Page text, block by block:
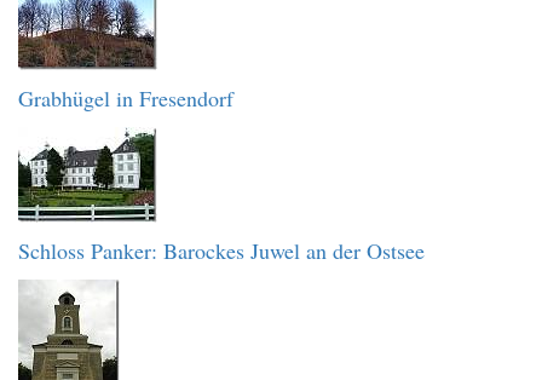
Grabhügel in Fresendorf
Schloss Panker: Barockes Juwel an der Ostsee